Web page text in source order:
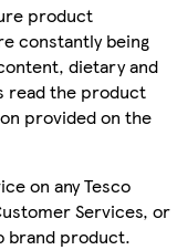
product
constantly being
dietary and
read the product
provided on the
on any Tesco
Services, or
brand product.